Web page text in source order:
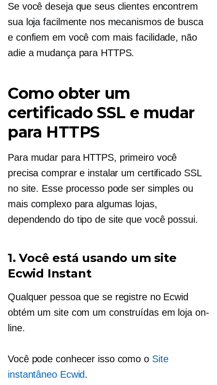
Se você deseja que seus clientes encontrem
sua loja facilmente nos mecanismos de busca
e confiem em você com mais facilidade, não
adie a mudança para HTTPS.
Como obter um
certificado SSL e mudar
para HTTPS
Para mudar para HTTPS, primeiro você
precisa comprar e instalar um certificado SSL
no site. Esse processo pode ser simples ou
mais complexo para algumas lojas,
dependendo do tipo de site que você possui.
1. Você está usando um site
Ecwid Instant
Qualquer pessoa que se registre no Ecwid
obtém um site com um construídas em loja on-
line.
Você pode conhecer isso como o Site
instantâneo Ecwid.